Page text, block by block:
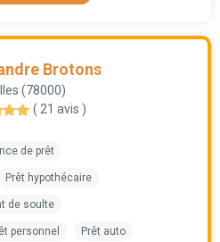
Brotons
(78000)
( 21 avis )
de prêt
Prêt hypothécaire
de soulte
personnel Prêt auto